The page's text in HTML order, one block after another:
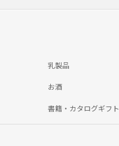
乳製品
お酒
書籍・カタログギフト